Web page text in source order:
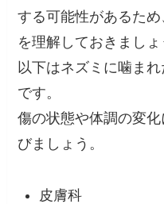
する可能性があるた
を理解しておきましょ
以下はネズミに噛ま
です。
傷の状態や体調の変
びましょう。
皮膚科